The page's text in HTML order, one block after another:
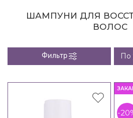
ШАМПУНИ ДЛЯ
ВОЛОС
Фильтр
-